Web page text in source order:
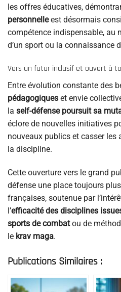
les offres éducatives,
personnelleest désormais
compétence indispensable, au
d’un sport ou la connaissance
Vers un futur inclusif et ouvert à
Entre évolution constante des
pédagogiques et envie
la self-défense poursuit sa
éclore de nouvelles initiatives
nouveaux publics et casser les
la discipline.
Cette ouverture vers le grand
défense une place toujours
françaises, soutenue par
l’efficacité des disciplines
sports de combatou de
le krav maga.
Publications Similaires :